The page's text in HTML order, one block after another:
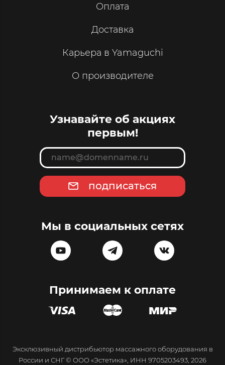
Оплата
Доставка
Карьера в Yamaguchi
О производителе
Узнавайте об акциях
первым!
подписаться
Мы в социальных сетях
Принимаем к оплате
Эксклюзивный дистрибьютор массажного оборудования в
России и СНГ © ООО «Эстетика», ИНН 9705203493, 2026